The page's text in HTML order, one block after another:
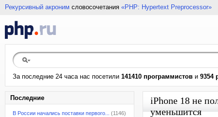
Рекурсивный акроним словосочетания «PHP: Hypertext Preprocessor»
За последние 24 часа нас посетили 141410 программистов и 9354
Последние
В России начались поставки первого...
(1146)
iPhone 18 не
уменьшится